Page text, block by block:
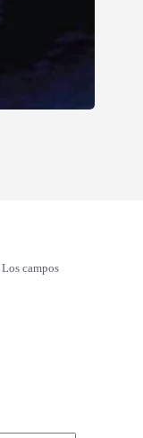
Los campos